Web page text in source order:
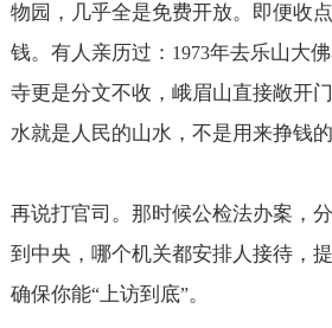
物园，几乎全是免费开放。即便收
钱。有人亲历过： 1973年去乐山大
寺更是分文不收，峨眉山直接敞开
水就是人民的山水，不是用来挣钱的
再说打官司。那时候公检法办案，
到中央，哪个机关都安排人接待，
确保你能“上访到底”。